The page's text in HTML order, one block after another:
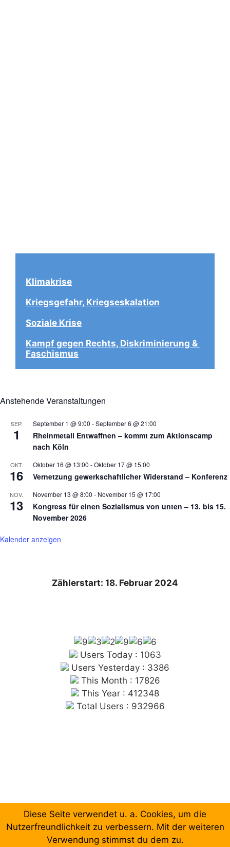
Klimakrise
Kriegsgefahr, Kriegseskalation
Soziale Krise
Kampf gegen Rechts, Diskriminierung &
Faschismus
Anstehende Veranstaltungen
SEP.
1
September 1 @ 9:00 -September 6 @ 21:00
Rheinmetall Entwaffnen – kommt zum Aktionscamp
nach Köln
OKT.
16
Oktober 16 @ 13:00 -Oktober 17 @ 15:00
Vernetzung gewerkschaftlicher Widerstand – Konferenz
NOV.
13
November 13 @ 8:00 - November 15 @ 17:00
Kongress für einen Sozialismus von unten – 13. bis 15.
November 2026
Kalender anzeigen
Zählerstart: 18. Februar 2024
Users Today : 1063
Users Yesterday : 3386
This Month : 17826
This Year : 412348
Total Users : 932966
Chronologische Aufzählung der Beiträge
Diese Seite verwendet u. a. Cookies, um die
Nutzerfreundlichkeit zu verbessern. Mit der weiteren
Verwendung stimmst du dem zu.